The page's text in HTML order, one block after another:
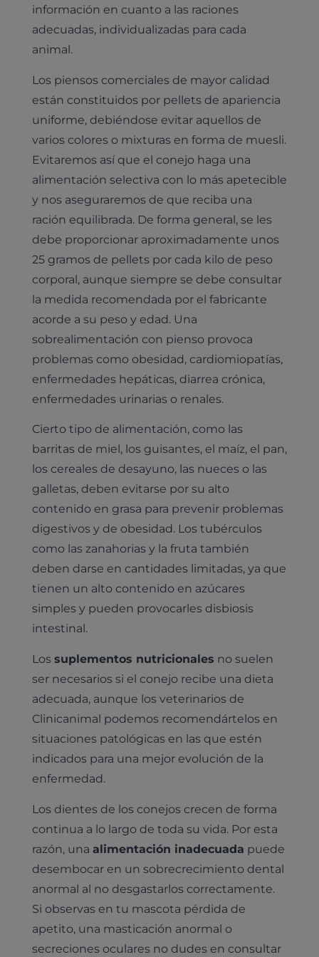
Pruebas diagnósticas
Diagnóstico veterinario por imagen
Laboratorio veterinario propio
Ecografía
Identificación con microchip y pasaporte
Desparasitación
Esterilización
Medicina general
Dermatología
Odontología
Planes de salud para perros
Planes de salud para gatos
¿Quiénes somos?
información en cuanto a las raciones
adecuadas, individualizadas para cada
animal.
Los piensos comerciales de mayor calidad
están constituidos por pellets de apariencia
uniforme, debiéndose evitar aquellos de
varios colores o mixturas en forma de muesli.
Evitaremos así que el conejo haga una
alimentación selectiva con lo más apetecible
y nos aseguraremos de que reciba una
ración equilibrada. De forma general, se les
debe proporcionar aproximadamente unos
25 gramos de pellets por cada kilo de peso
corporal, aunque siempre se debe consultar
la medida recomendada por el fabricante
acorde a su peso y edad. Una
sobrealimentación con pienso provoca
problemas como obesidad, cardiomiopatías,
enfermedades hepáticas, diarrea crónica,
enfermedades urinarias o renales.
Cierto tipo de alimentación, como las
barritas de miel, los guisantes, el maíz, el pan,
los cereales de desayuno, las nueces o las
galletas, deben evitarse por su alto
contenido en grasa para prevenir problemas
digestivos y de obesidad. Los tubérculos
como las zanahorias y la fruta también
deben darse en cantidades limitadas, ya que
tienen un alto contenido en azúcares
simples y pueden provocarles disbiosis
intestinal.
Los suplementos nutricionales no suelen
ser necesarios si el conejo recibe una dieta
adecuada, aunque los veterinarios de
Clinicanimal podemos recomendártelos en
situaciones patológicas en las que estén
indicados para una mejor evolución de la
enfermedad.
Los dientes de los conejos crecen de forma
continua a lo largo de toda su vida. Por esta
razón, una alimentación inadecuada puede
desembocar en un sobrecrecimiento dental
anormal al no desgastarlos correctamente.
Si observas en tu mascota pérdida de
apetito, una masticación anormal o
secreciones oculares no dudes en consultar